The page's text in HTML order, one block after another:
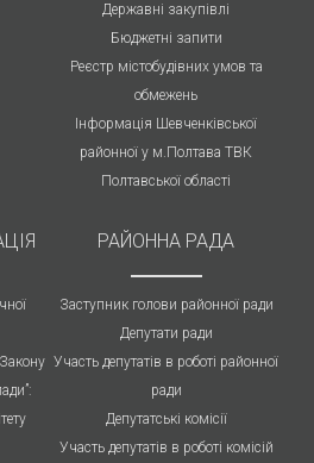
Державні закупівлі
Бюджетні запити
Реєстр містобудівних умов та
обмежень
Інформація Шевченківської
районної у м.Полтава ТВК
Полтавської області
РАЙОННА РАДА
Заступник голови районної ради
Депутати ради
Участь депутатів в роботі районної
ради
Депутатські комісії
Участь депутатів в роботі комісій